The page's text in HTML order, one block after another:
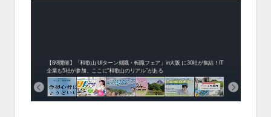
【8/8開催】「和歌山 UIターン就職・転職フェア」in大阪 に30社が集結！IT
企業も5社が参加、ここに“和歌山のリアル”がある